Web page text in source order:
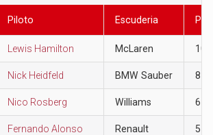
Piloto Escuderia
Lewis Hamilton McLaren 10
Nick Heidfeld BMW Sauber 8
Nico Rosberg Williams 6
Fernando Alonso Renault 5